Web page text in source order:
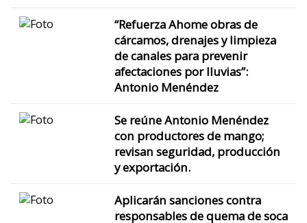
“Refuerza Ahome obras de
cárcamos, drenajes y limpieza
de canales para prevenir
afectaciones por lluvias”:
Antonio Menéndez
Se reúne Antonio Menéndez
con productores de mango;
revisan seguridad, producción
y exportación.
Aplicarán sanciones contra
responsables de quema de soca